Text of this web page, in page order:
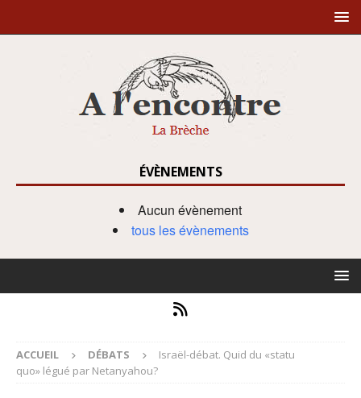
ÉVÈNEMENTS
Aucun évènement
tous les évènements
ACCUEIL DÉBATS
Israël-débat. Quid du «statu
quo» légué par Netanyahou?